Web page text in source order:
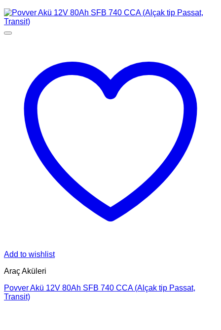
Add to wishlist
Araç Aküleri
Povver Akü 12V 80Ah SFB 740 CCA (Alçak tip Passat,
Transit)